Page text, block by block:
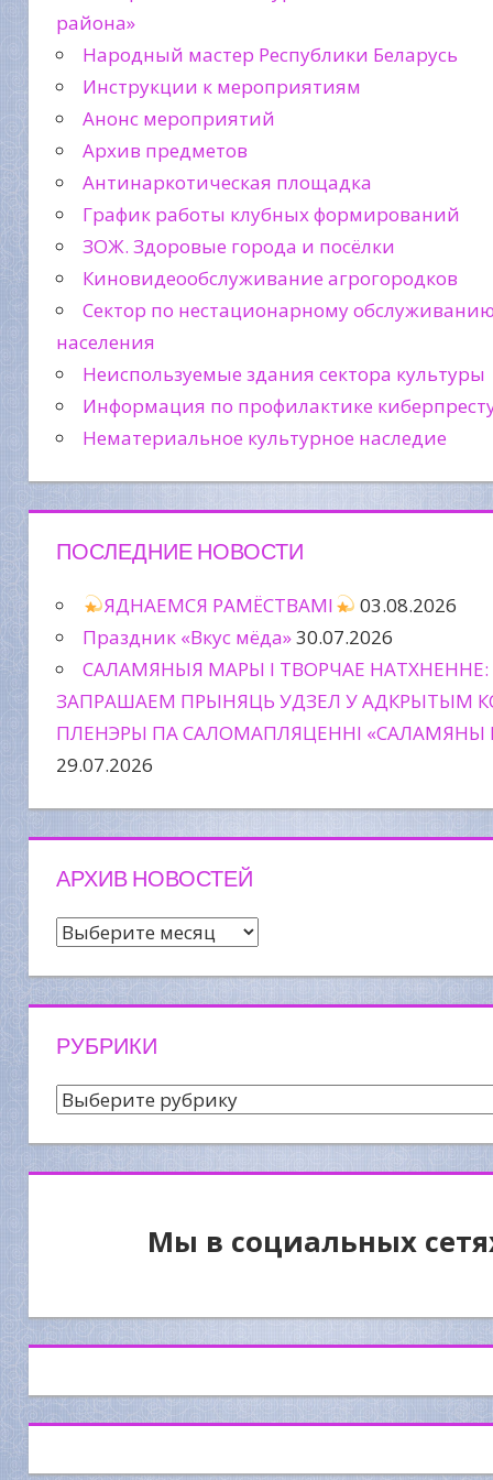
района»
Народный мастер Республики Беларусь
Инструкции к мероприятиям
Анонс мероприятий
Архив предметов
Антинаркотическая площадка
График работы клубных формирований
ЗОЖ. Здоровые города и посёлки
Киновидеообслуживание агрогородков
Сектор по нестационарному
населения
Неиспользуемые здания сектора культуры
Информация по профилактике
Нематериальное культурное наследие
ПОСЛЕДНИЕ НОВОСТИ
ЯДНАЕМСЯ РАМЁСТВАМІ
03.08.2026
Праздник «Вкус мёда»30.07.2026
САЛАМЯНЫЯ МАРЫ І ТВОРЧАЕ НАТХНЕННЕ:
ЗАПРАШАЕМ ПРЫНЯЦЬ УДЗЕЛ У АДКРЫТЫМ
ПЛЕНЭРЫ ПА САЛОМАПЛЯЦЕННІ «САЛАМЯНЫ
29.07.2026
АРХИВ НОВОСТЕЙ
Архив
РУБРИКИ
Рубрики
Мы в социальных